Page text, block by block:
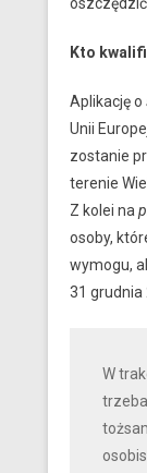
Kto
Aplikację o
Unii
zostanie
terenie
Z kolei na
osoby,
wymogu,
31 grudnia
W